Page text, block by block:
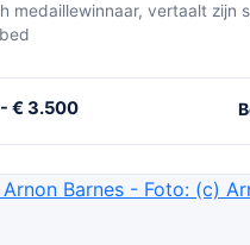
medaillewinnaar, vertaalt zijn
€ 3.500